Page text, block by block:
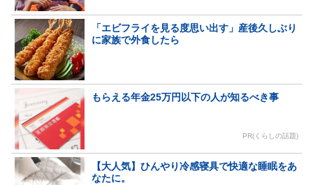
「エビフライを見る度思い出す」産後久しぶり
に家族で外食したら
もらえる年金25万円以下の人が知るべき事
PR(くらしの話題)
【大人気】ひんやり冷感寝具で快適な睡眠をあ
なたに。